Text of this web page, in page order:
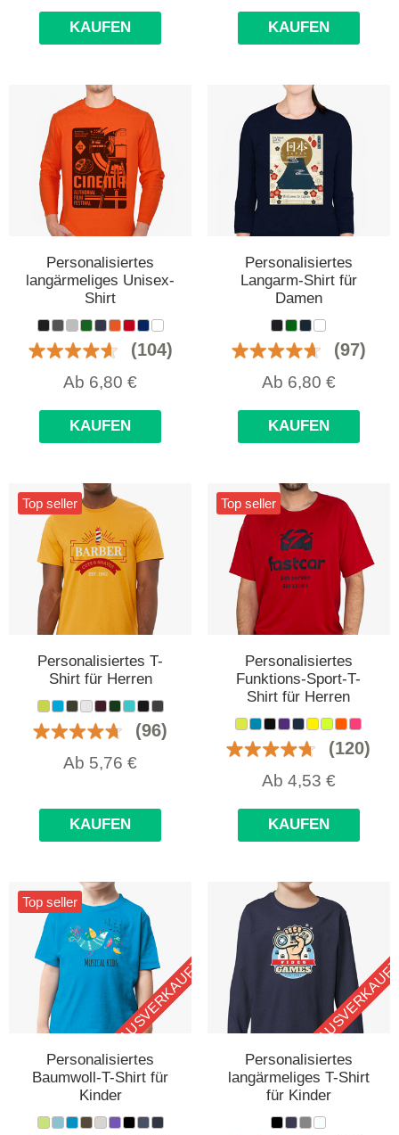
KAUFEN KAUFEN
Personalisiertes
langärmeliges Unisex-
Shirt
(104)
Ab 6,80 €
KAUFEN
Personalisiertes
Langarm-Shirt für
Damen
(97)
Ab 6,80 €
KAUFEN
Top seller
Personalisiertes T-
Shirt für Herren
(96)
Ab 5,76 €
KAUFEN
Top seller
Personalisiertes
Funktions-Sport-T-
Shirt für Herren
(120)
Ab 4,53 €
KAUFEN
Top seller
AUSVERKAUFT
Personalisiertes
Baumwoll-T-Shirt für
Kinder
Personalisiertes
langärmeliges T-Shirt
für Kinder